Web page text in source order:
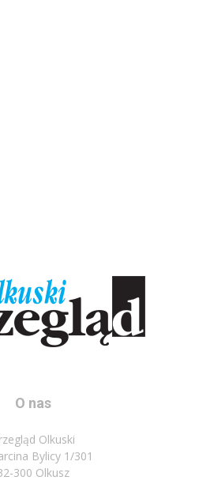
O nas
Olkuski
Bylicy 1/301
300 Olkusz